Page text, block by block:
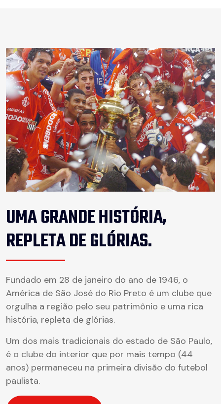
UMA GRANDE HISTÓRIA,
REPLETA DE GLÓRIAS.
Fundado em 28 de janeiro do ano de 1946, o
América de São José do Rio Preto é um clube que
orgulha a região pelo seu patrimônio e uma rica
história, repleta de glórias.
Um dos mais tradicionais do estado de São Paulo,
é o clube do interior que por mais tempo (44
anos) permaneceu na primeira divisão do futebol
paulista.